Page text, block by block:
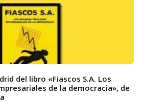
del libro «Fiascos S.A. Los
de la democracia», de